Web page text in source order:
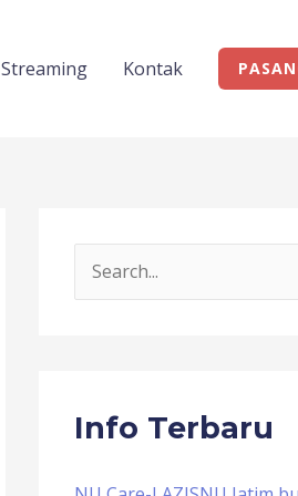
Streaming Kontak
c
f
Info Terbaru